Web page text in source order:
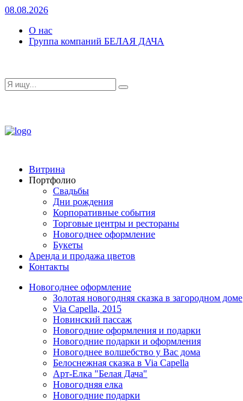
08.08.2026
О нас
Группа компаний БЕЛАЯ ДАЧА
Витрина
Портфолио
Свадьбы
Дни рождения
Корпоративные события
Торговые центры и рестораны
Новогоднее оформление
Букеты
Аренда и продажа цветов
Контакты
Новогоднее оформление
Золотая новогодняя сказка в загородном доме
Via Capella, 2015
Новинский пассаж
Новогодние оформления и подарки
Новогодние подарки и оформления
Новогоднее волшебство у Вас дома
Белоснежная сказка в Via Capella
Арт-Елка "Белая Дача"
Новогодняя елка
Новогодние подарки